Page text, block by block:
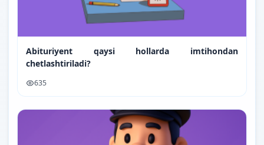
Abituriyent qaysi hollarda imtihondan
chetlashtiriladi?
635